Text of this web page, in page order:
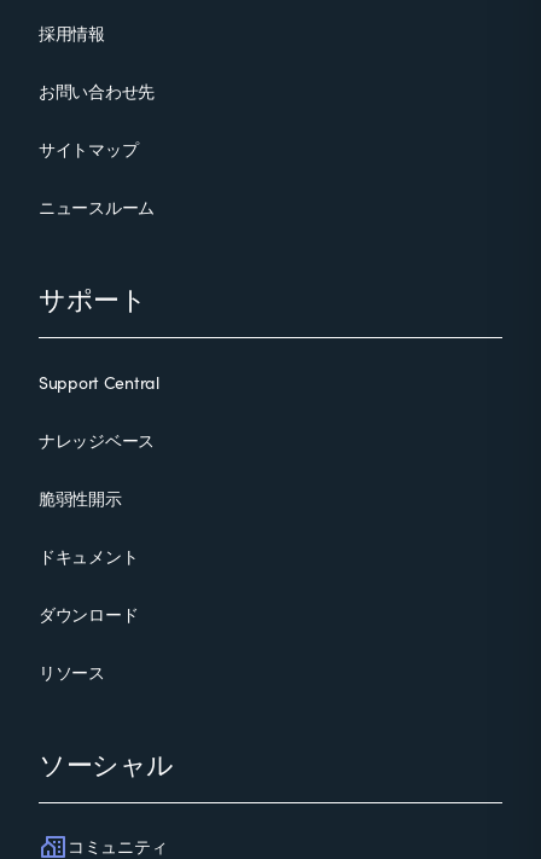
採用情報
お問い合わせ先
サイトマップ
ニュースルーム
サポート
Support Central
ナレッジベース
脆弱性開示
ドキュメント
ダウンロード
リソース
ソーシャル
コミュニティ